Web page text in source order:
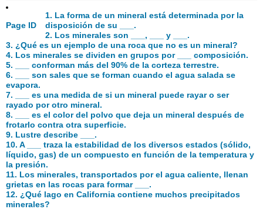
Page ID
1. La forma de un mineral está determinada por la
disposición de su ___.
2. Los minerales son ___, ___ y ___.
3. ¿Qué es un ejemplo de una roca que no es un mineral?
4. Los minerales se dividen en grupos por ___ composición.
5. ___ conforman más del 90% de la corteza terrestre.
6. ___ son sales que se forman cuando el agua salada se
evapora.
7. ___ es una medida de si un mineral puede rayar o ser
rayado por otro mineral.
8. ___ es el color del polvo que deja un mineral después de
frotarlo contra otra superficie.
9. Lustre describe ___.
10. A ___ traza la estabilidad de los diversos estados (sólido,
líquido, gas) de un compuesto en función de la temperatura y
la presión.
11. Los minerales, transportados por el agua caliente, llenan
grietas en las rocas para formar ___.
12. ¿Qué lago en California contiene muchos precipitados
minerales?